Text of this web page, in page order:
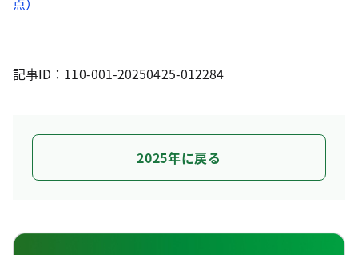
記事ID：110-001-20250425-012284
2025年に戻る